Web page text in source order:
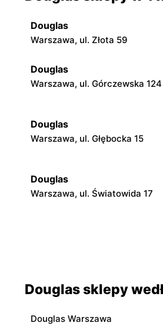
Douglas
Warszawa, ul. Złota 59
Douglas
Warszawa, ul. Górczewska 124
Douglas
Warszawa, ul. Głębocka 15
Douglas
Warszawa, ul. Światowida 17
Radom al. Józefa
Douglas sklepy
Douglas Warszawa